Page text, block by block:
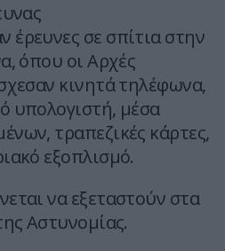
έρευνες σε σπίτια στην
όπου οι Αρχές
κινητά τηλέφωνα,
υπολογιστή, μέσα
τραπεζικές κάρτες,
εξοπλισμό.
να εξεταστούν στα
Αστυνομίας.